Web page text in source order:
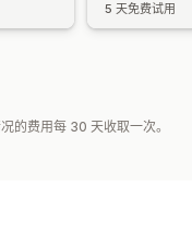
5 天免费试用
的费用每 30 天收取一次。